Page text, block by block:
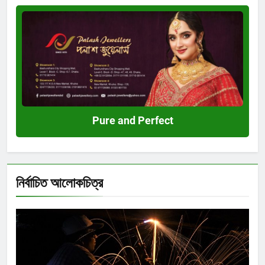
Pure and Perfect
নির্বাচিত আলোকচিত্র